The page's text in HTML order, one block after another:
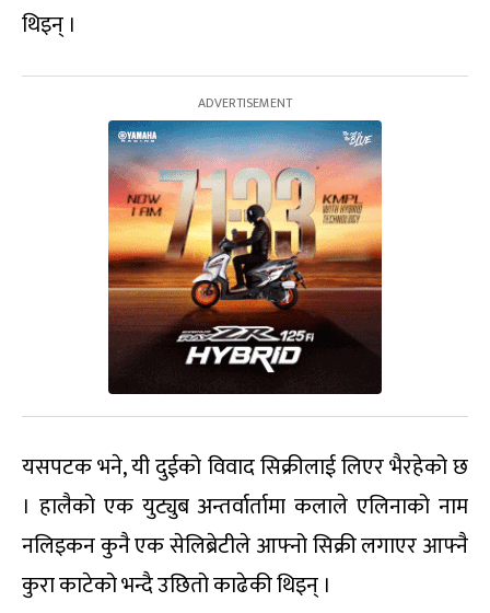
थिइन् ।
यसपटक भने, यी दुईको विवाद सिक्रीलाई लिएर भैरहेको छ
। हालैको एक युट्युब अन्तर्वार्तामा कलाले एलिनाको नाम
नलिइकन कुनै एक सेलिब्रेटीले आफ्नो सिक्री लगाएर आफ्नै
कुरा काटेको भन्दै उछितो काढेकी थिइन् ।